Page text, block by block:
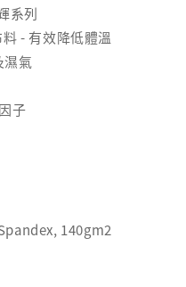
系列
- 有效降低體溫
氣
子
140gm2